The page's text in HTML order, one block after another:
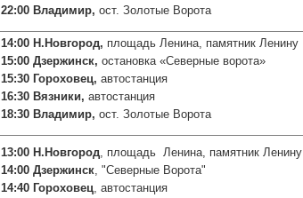
22:00 Владимир, ост. Золотые Ворота
14:00 Н.Новгород, площадь Ленина, памятник Ленину
15:00 Дзержинск, остановка «Северные ворота»
15:30 Гороховец, автостанция
16:30 Вязники, автостанция
18:30 Владимир, ост. Золотые Ворота
13:00 Н.Новгород, площадь Ленина, памятник Ленину
14:00 Дзержинск, "Северные Ворота"
14:40 Гороховец, автостанция